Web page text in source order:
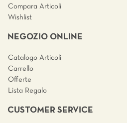
Compara Articoli
Wishlist
NEGOZIO ONLINE
Catalogo Articoli
Carrello
Offerte
Lista Regalo
CUSTOMER SERVICE